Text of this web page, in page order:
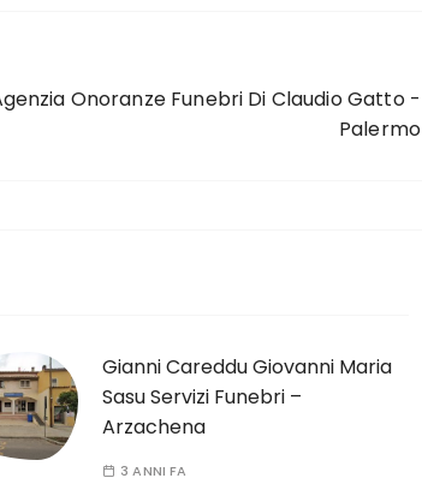
Onoranze Funebri Di Claudio Gatto -
Palermo
Gianni Careddu Giovanni Maria
Sasu Servizi Funebri –
Arzachena
3 ANNI FA